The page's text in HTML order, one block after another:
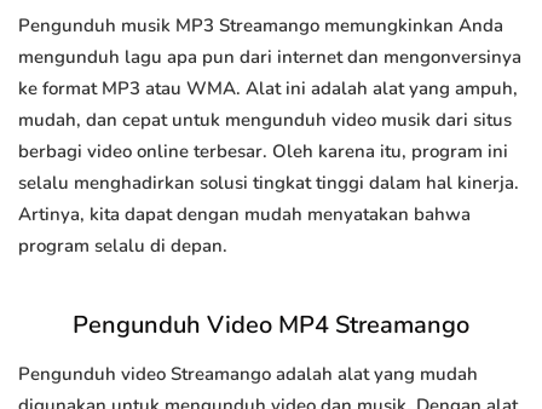
Pengunduh musik MP3 Streamango memungkinkan Anda
mengunduh lagu apa pun dari internet dan mengonversinya
ke format MP3 atau WMA. Alat ini adalah alat yang ampuh,
mudah, dan cepat untuk mengunduh video musik dari situs
berbagi video online terbesar. Oleh karena itu, program ini
selalu menghadirkan solusi tingkat tinggi dalam hal kinerja.
Artinya, kita dapat dengan mudah menyatakan bahwa
program selalu di depan.
Pengunduh Video MP4 Streamango
Pengunduh video Streamango adalah alat yang mudah